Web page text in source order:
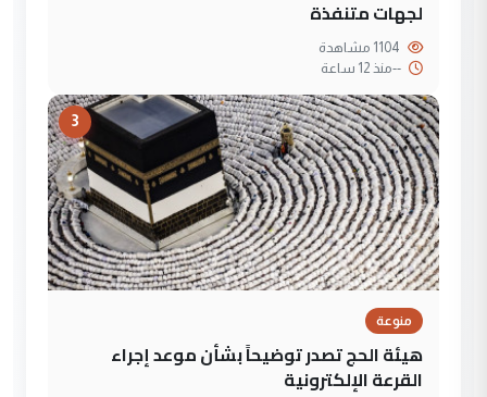
لجهات متنفذة
--منذ 12 ساعة
3
منوعة
هيئة الحج تصدر توضيحاً بشأن موعد إجراء
القرعة الإلكترونية